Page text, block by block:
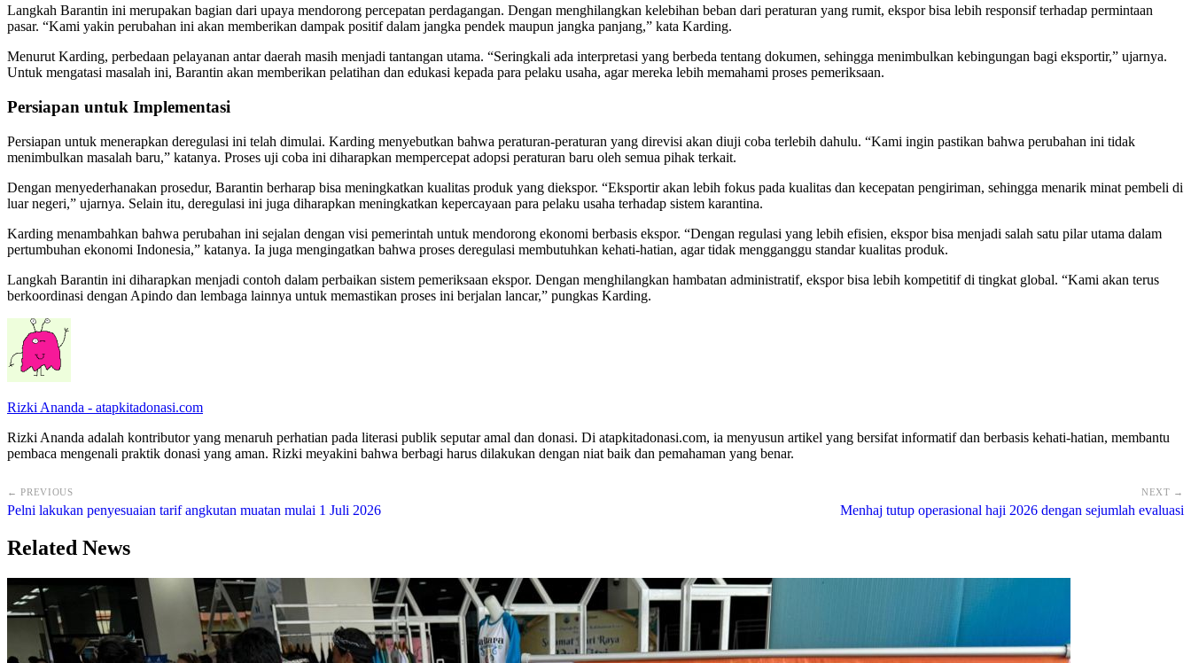
Langkah Barantin ini merupakan bagian dari upaya mendorong percepatan perdagangan. Dengan menghilangkan kelebihan beban dari peraturan yang rumit, ekspor bisa lebih responsif terhadap permintaan
pasar. “Kami yakin perubahan ini akan memberikan dampak positif dalam jangka pendek maupun jangka panjang,” kata Karding.
Menurut Karding, perbedaan pelayanan antar daerah masih menjadi tantangan utama. “Seringkali ada interpretasi yang berbeda tentang dokumen, sehingga menimbulkan kebingungan bagi eksportir,” ujarnya.
Untuk mengatasi masalah ini, Barantin akan memberikan pelatihan dan edukasi kepada para pelaku usaha, agar mereka lebih memahami proses pemeriksaan.
Persiapan untuk Implementasi
Persiapan untuk menerapkan deregulasi ini telah dimulai. Karding menyebutkan bahwa peraturan-peraturan yang direvisi akan diuji coba terlebih dahulu. “Kami ingin pastikan bahwa perubahan ini tidak
menimbulkan masalah baru,” katanya. Proses uji coba ini diharapkan mempercepat adopsi peraturan baru oleh semua pihak terkait.
Dengan menyederhanakan prosedur, Barantin berharap bisa meningkatkan kualitas produk yang diekspor. “Eksportir akan lebih fokus pada kualitas dan kecepatan pengiriman, sehingga menarik minat pembeli di
luar negeri,” ujarnya. Selain itu, deregulasi ini juga diharapkan meningkatkan kepercayaan para pelaku usaha terhadap sistem karantina.
Karding menambahkan bahwa perubahan ini sejalan dengan visi pemerintah untuk mendorong ekonomi berbasis ekspor. “Dengan regulasi yang lebih efisien, ekspor bisa menjadi salah satu pilar utama dalam
pertumbuhan ekonomi Indonesia,” katanya. Ia juga mengingatkan bahwa proses deregulasi membutuhkan kehati-hatian, agar tidak mengganggu standar kualitas produk.
Langkah Barantin ini diharapkan menjadi contoh dalam perbaikan sistem pemeriksaan ekspor. Dengan menghilangkan hambatan administratif, ekspor bisa lebih kompetitif di tingkat global. “Kami akan terus
berkoordinasi dengan Apindo dan lembaga lainnya untuk memastikan proses ini berjalan lancar,” pungkas Karding.
Rizki Ananda - atapkitadonasi.com
Rizki Ananda adalah kontributor yang menaruh perhatian pada literasi publik seputar amal dan donasi. Di atapkitadonasi.com, ia menyusun artikel yang bersifat informatif dan berbasis kehati-hatian, membantu
pembaca mengenali praktik donasi yang aman. Rizki meyakini bahwa berbagi harus dilakukan dengan niat baik dan pemahaman yang benar.
← PREVIOUS
Pelni lakukan penyesuaian tarif angkutan muatan mulai 1 Juli 2026
NEXT →
Menhaj tutup operasional haji 2026 dengan sejumlah evaluasi
Related News